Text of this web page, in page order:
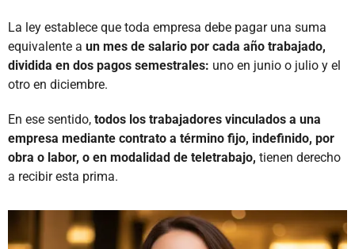
La ley establece que toda empresa debe pagar una suma
equivalente a un mes de salario por cada año trabajado,
dividida en dos pagos semestrales: uno en junio o julio y el
otro en diciembre.
En ese sentido, todos los trabajadores vinculados a una
empresa mediante contrato a término fijo, indefinido, por
obra o labor, o en modalidad de teletrabajo, tienen derecho
a recibir esta prima.